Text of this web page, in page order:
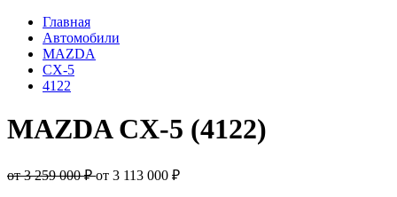
Главная
Автомобили
MAZDA
CX-5
4122
MAZDA CX-5 (4122)
от 3 259 000 ₽от 3 113 000 ₽